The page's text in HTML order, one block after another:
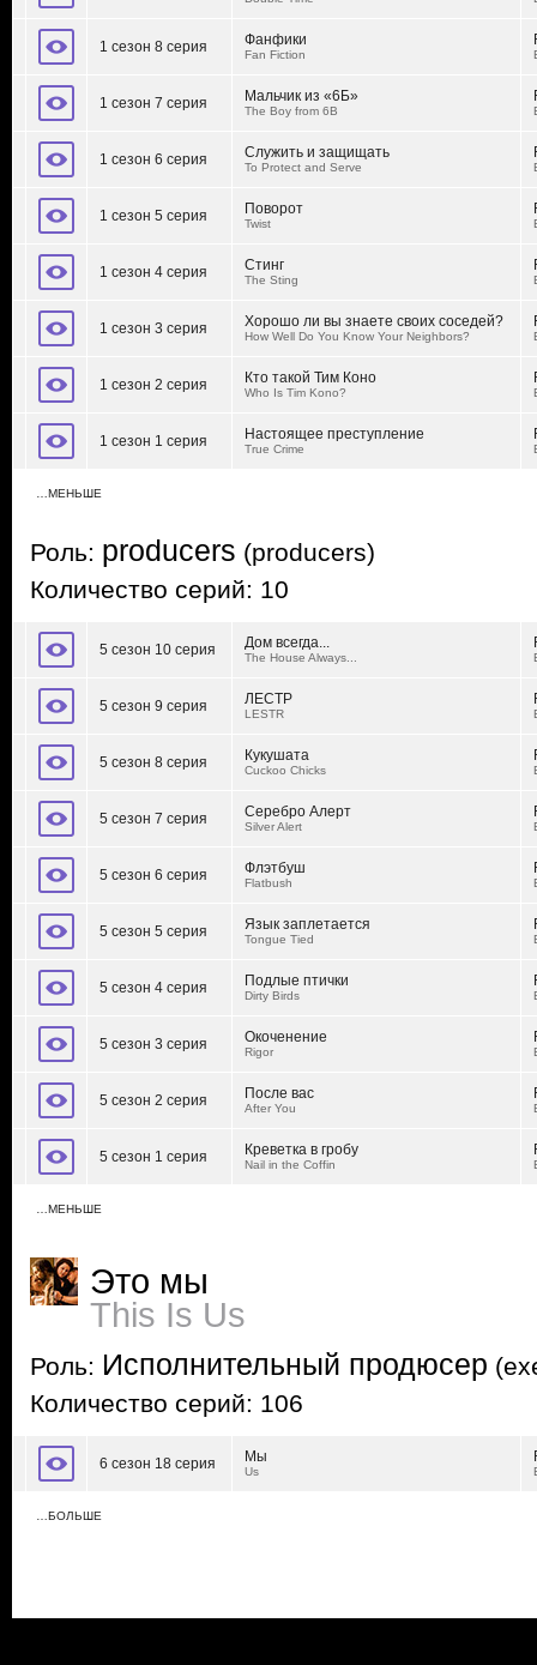
1 сезон 8 серия Фанфики
Fan Fiction
1 сезон 7 серия Мальчик из «6Б»
The Boy from 6B
1 сезон 6 серия Служить и защищать
To Protect and Serve
1 сезон 5 серия Поворот
Twist
1 сезон 4 серия Стинг
The Sting
1 сезон 3 серия Хорошо ли вы знаете своих соседей?
How Well Do You Know Your Neighbors?
1 сезон 2 серия Кто такой Тим Коно
Who Is Tim Kono?
1 сезон 1 серия Настоящее преступление
True Crime
…МЕНЬШЕ
Роль: producers (producers)
Количество серий: 10
5 сезон 10 серия Дом всегда...
The House Always...
5 сезон 9 серия ЛЕСТР
LESTR
5 сезон 8 серия Кукушата
Cuckoo Chicks
5 сезон 7 серия Серебро Алерт
Silver Alert
5 сезон 6 серия Флэтбуш
Flatbush
5 сезон 5 серия Язык заплетается
Tongue Tied
5 сезон 4 серия Подлые птички
Dirty Birds
5 сезон 3 серия Окоченение
Rigor
5 сезон 2 серия После вас
After You
5 сезон 1 серия Креветка в гробу
Nail in the Coffin
…МЕНЬШЕ
Это мы
This Is Us
Роль: Исполнительный продюсер
Количество серий: 106
6 сезон 18 серия Мы
Us
…БОЛЬШЕ